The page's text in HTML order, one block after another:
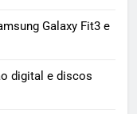
Galaxy Fit3 e
digital e discos